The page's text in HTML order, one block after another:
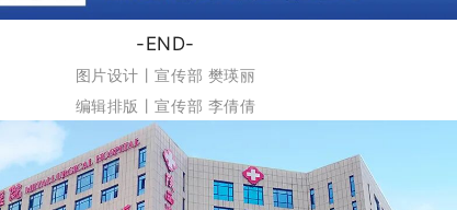
-END-
图片设计丨宣传部 樊瑛丽
编辑排版丨宣传部 李倩倩